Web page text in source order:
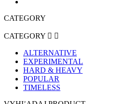
CATEGORY
CATEGORY  
ALTERNATIVE
EXPERIMENTAL
HARD & HEAVY
POPULAR
TIMELESS